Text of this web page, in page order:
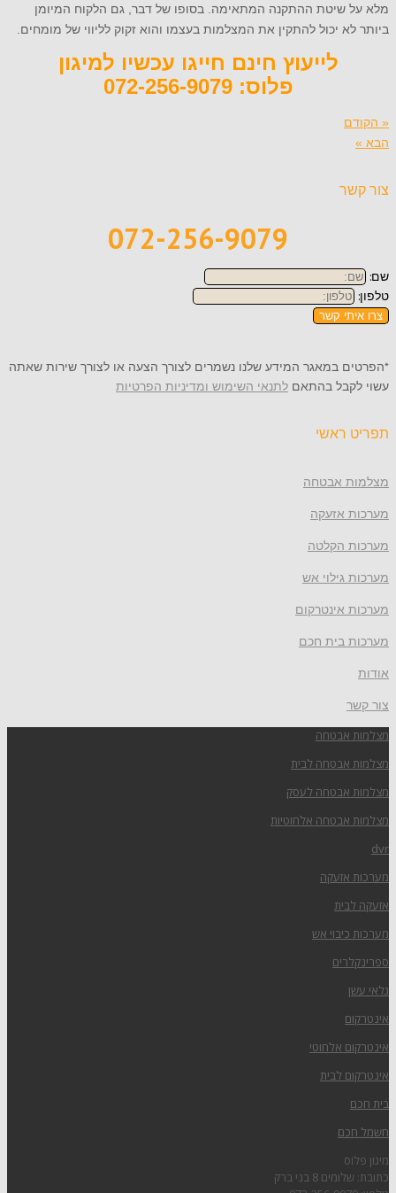
מלא על שיטת ההתקנה המתאימה. בסופו של דבר, גם הלקוח המיומן
ביותר לא יכול להתקין את המצלמות בעצמו והוא זקוק לליווי של מומחים.
לייעוץ חינם חייגו עכשיו למיגון
פלוס: 072-256-9079
« הקודם
הבא »
צור קשר
072-256-9079
שם:
טלפון:
צרו איתי קשר
*הפרטים במאגר המידע שלנו נשמרים לצורך הצעה או לצורך שירות שאתה
עשוי לקבל בהתאם לתנאי השימוש ומדיניות הפרטיות
תפריט ראשי
מצלמות אבטחה
מערכות אזעקה
מערכות הקלטה
מערכות גילוי אש
מערכות אינטרקום
מערכות בית חכם
אודות
צור קשר
מצלמות אבטחה
מצלמות אבטחה לבית
מצלמות אבטחה לעסק
מצלמות אבטחה אלחוטיות
dvr
מערכות אזעקה
אזעקה לבית
מערכות כיבוי אש
ספרינקלרים
גלאי עשן
אינטרקום
אינטרקום אלחוטי
אינטרקום לבית
בית חכם
חשמל חכם
מיגון פלוס
כתובת: שלומים 8 בני ברק